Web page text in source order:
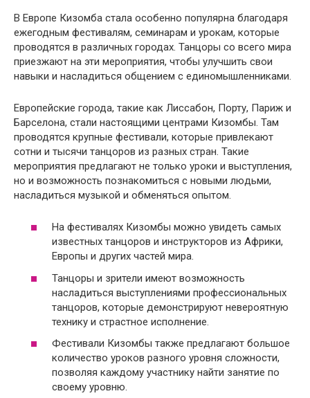
В Европе Кизомба стала особенно популярна благодаря
ежегодным фестивалям, семинарам и урокам, которые
проводятся в различных городах. Танцоры со всего мира
приезжают на эти мероприятия, чтобы улучшить свои
навыки и насладиться общением с единомышленниками.
Европейские города, такие как Лиссабон, Порту, Париж и
Барселона, стали настоящими центрами Кизомбы. Там
проводятся крупные фестивали, которые привлекают
сотни и тысячи танцоров из разных стран. Такие
мероприятия предлагают не только уроки и выступления,
но и возможность познакомиться с новыми людьми,
насладиться музыкой и обменяться опытом.
На фестивалях Кизомбы можно увидеть самых
известных танцоров и инструкторов из Африки,
Европы и других частей мира.
Танцоры и зрители имеют возможность
насладиться выступлениями профессиональных
танцоров, которые демонстрируют невероятную
технику и страстное исполнение.
Фестивали Кизомбы также предлагают большое
количество уроков разного уровня сложности,
позволяя каждому участнику найти занятие по
своему уровню.